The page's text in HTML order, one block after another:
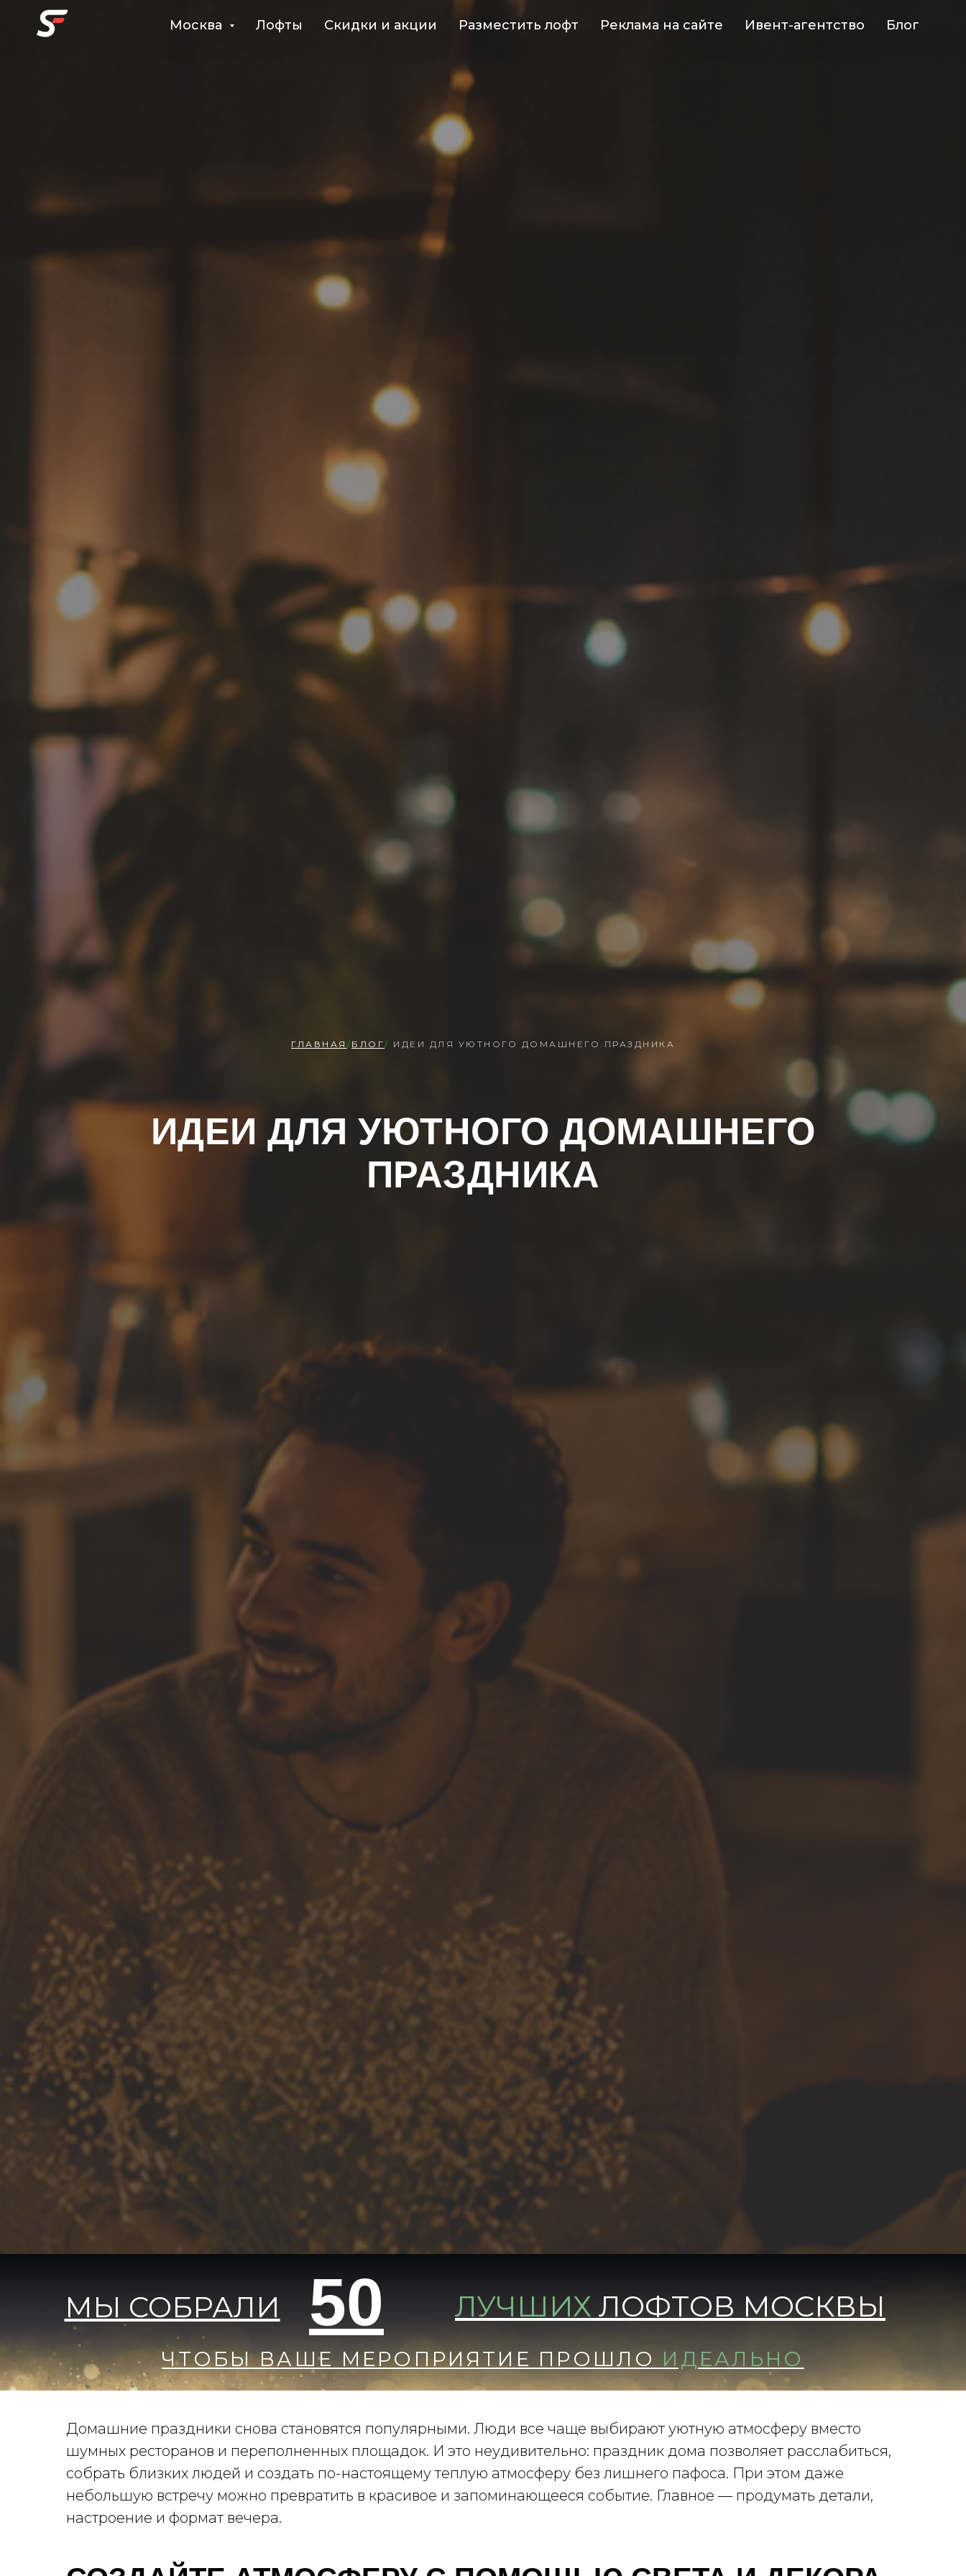
Москва Лофты Скидки и акции Разместить лофт Реклама на сайте Ивент-агентство Блог
ГЛАВНАЯ /БЛОГ/ ИДЕИ ДЛЯ УЮТНОГО ДОМАШНЕГО ПРАЗДНИКА
ИДЕИ ДЛЯ УЮТНОГО ДОМАШНЕГО
ПРАЗДНИКА
МЫ СОБРАЛИ
ЧТОБЫ ВАШЕ МЕРОПРИЯТИЕ ПРОШЛО ИДЕАЛЬНО
ЛУЧШИХ ЛОФТОВ МОСКВЫ
50
Домашние праздники снова становятся популярными. Люди все чаще выбирают уютную атмосферу вместо
шумных ресторанов и переполненных площадок. И это неудивительно: праздник дома позволяет расслабиться,
собрать близких людей и создать по-настоящему теплую атмосферу без лишнего пафоса. При этом даже
небольшую встречу можно превратить в красивое и запоминающееся событие. Главное — продумать детали,
настроение и формат вечера.